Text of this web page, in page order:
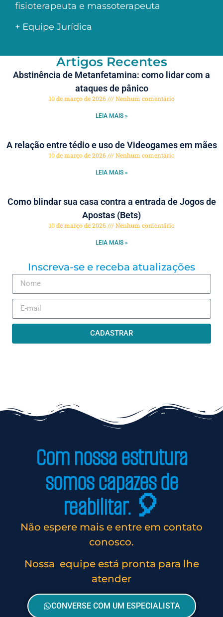
fisioterapeuta e massoterapeuta
+ Equipe Jurídica
Artigos Recentes
Abstinência de Metanfetamina: como lidar com a
ataques de pânico
10 de março de 2026 Nenhum comentário
LEIA MAIS »
A relação entre tédio e uso de Videogames em mães
10 de março de 2026 Nenhum comentário
LEIA MAIS »
Como blindar sua casa contra a entrada de Jogos de
Apostas (Bets)
10 de março de 2026 Nenhum comentário
LEIA MAIS »
Inscreva-se e receba atualizações
CADASTRAR
Com nossa estrutura
somos capazes de
reabilitar. 🎈
Não espere mais e entre em contato
conosco.
Nossa equipe está pronta para lhe
atender
CONVERSE COM UM ESPECIALISTA